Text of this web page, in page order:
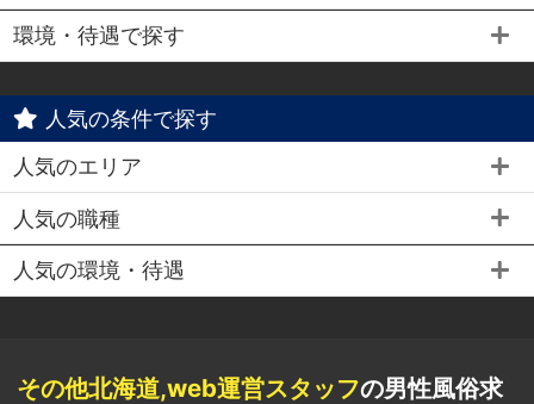
環境・待遇で探す
人気の条件で探す
人気のエリア
人気の職種
人気の環境・待遇
その他北海道,web運営スタッフの男性風俗求